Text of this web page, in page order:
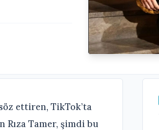
ettiren, TikTok’ta
Tamer, şimdi bu